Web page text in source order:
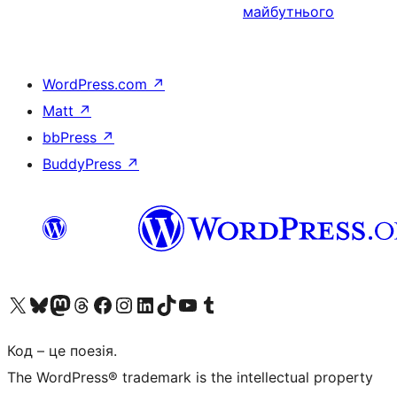
майбутнього
WordPress.com ↗
Matt ↗
bbPress ↗
BuddyPress ↗
Visit our X (formerly Twitter) account
Visit our Bluesky account
Завітайте до нашої стрічки в Mastodon
Visit our Threads account
Завітайте на нашу сторінку в Facebook
Visit our Instagram account
Visit our LinkedIn account
Visit our TikTok account
Visit our YouTube channel
Visit our Tumblr account
Код – це поезія.
The WordPress® trademark is the intellectual property